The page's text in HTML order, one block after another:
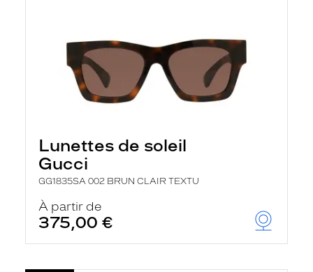
Lunettes de soleil
Gucci
GG1835SA 002 BRUN CLAIR TEXTU
À partir de
375,00 €